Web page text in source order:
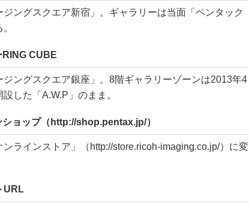
ングスクエア新宿」。ギャラリーは当面「ペンタック
RING CUBE
ングスクエア銀座」。8階ギャラリーゾーンは2013年4
した「A.W.P」のまま。
ョップ（http://shop.pentax.jp/）
ラインストア」（http://store.ricoh-imaging.co.jp/）に変
URL